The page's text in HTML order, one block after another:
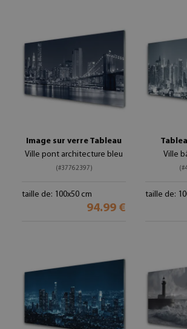
Image sur verre Tableau
Ville pont architecture bleu
(#37762397)
taille de: 100x50 cm
94.99 €
Ville
taille de: